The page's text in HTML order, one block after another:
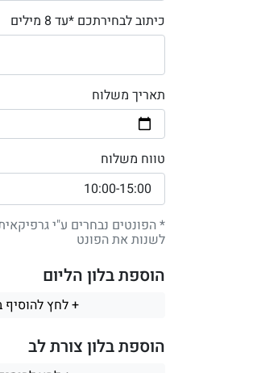
כיתוב לבחירתכם *עד 8 מילים
תאריך משלוח
טווח משלוח
* הפונטים נבחרים ע"י
לשנות את הפונט
הוספת בלון הליום
+ לחץ להוסיף בלון הליום
הוספת בלון צורת לב